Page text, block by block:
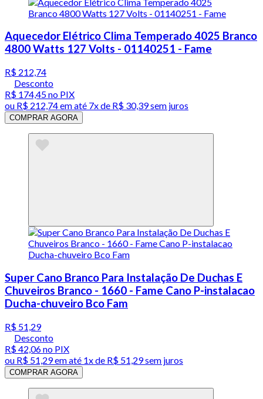
Aquecedor Elétrico Clima Temperado 4025 Branco
4800 Watts 127 Volts - 01140251 - Fame
R$ 212,74
Desconto
R$ 174,45no PIX
ou R$ 212,74em até 7x de R$ 30,39 sem juros
COMPRAR AGORA
Super Cano Branco Para Instalação De Duchas E
Chuveiros Branco - 1660 - Fame Cano P-instalacao
Ducha-chuveiro Bco Fam
R$ 51,29
Desconto
R$ 42,06no PIX
ou R$ 51,29em até 1x de R$ 51,29sem juros
COMPRAR AGORA